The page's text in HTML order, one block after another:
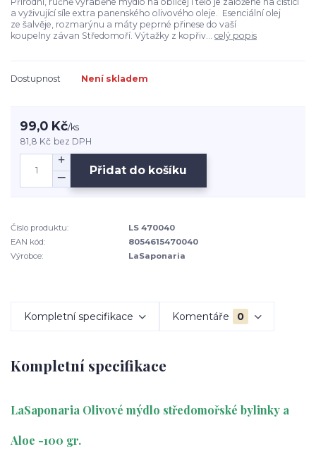
a vyživující síle extra panenského olivového oleje. Esenciální olej
ze šalvěje, rozmarýnu a máty peprné přinese do vaší
koupelny závan Středomoří. Výtažky z kopřiv... celý popis
Dostupnost Není skladem
99,0 Kč/ks
81,8 Kč bez DPH
Přidat do košíku
Číslo produktu:
LS 470040
EAN kód:
8054615470040
Výrobce:
LaSaponaria
Kompletní specifikace Komentáře 0
Kompletní specifikace
LaSaponaria Olivové mýdlo středomořské bylinky a
Aloe -100 gr.